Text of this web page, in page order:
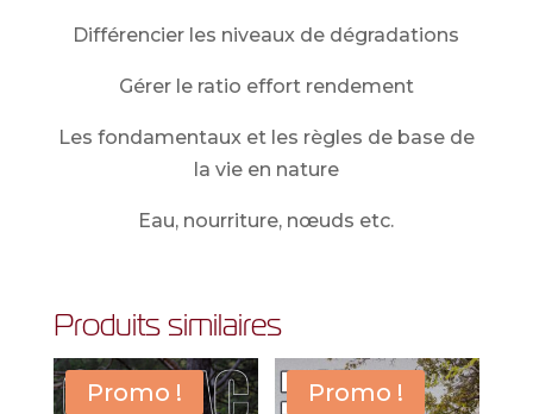
Différencier les niveaux de dégradations
Gérer le ratio effort rendement
Les fondamentaux et les règles de base de
la vie en nature
Eau, nourriture, nœuds etc.
Produits similaires
Promo ! Promo !